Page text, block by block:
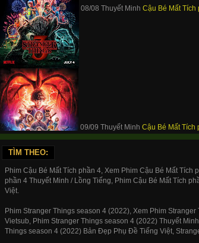
08/08 Thuyết Minh Cậu Bé Mất Tích
09/09 Thuyết Minh Cậu Bé Mất Tích
TÌM THEO:
Phim Cậu Bé Mất Tích phần 4, Xem Phim Cậu Bé Mất
phần 4 Thuyết Minh / Lồng Tiếng, Phim Cậu Bé Mất Tích
Việt.
Phim Stranger Things season 4 (2022), Xem Phim
Vietsub, Phim Stranger Things season 4 (2022) Thuyết
Things season 4 (2022) Bản Đẹp Phụ Đề Tiếng Việt,